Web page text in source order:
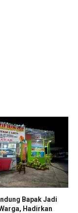
Bapak Jadi
Hadirkan